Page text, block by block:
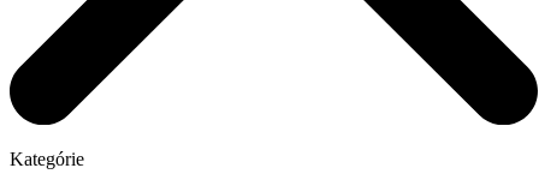
Kategórie